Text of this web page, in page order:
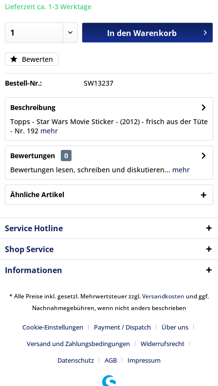
Lieferzeit ca. 1-3 Werktage
In den Warenkorb
Bewerten
Bestell-Nr.: SW13237
Beschreibung
Topps - Star Wars Movie Sticker - (2012) - frisch aus der Tüte
- Nr. 192 mehr
Bewertungen
0
Bewertungen lesen, schreiben und diskutieren... mehr
Ähnliche Artikel
Service Hotline
Shop Service
Informationen
* Alle Preise inkl. gesetzl. Mehrwertsteuer zzgl.Versandkosten und ggf.
Nachnahmegebühren, wenn nicht anders beschrieben
Cookie-Einstellungen Payment / Dispatch
Über uns
Versand und Zahlungsbedingungen
Widerrufsrecht
Datenschutz
AGB Impressum